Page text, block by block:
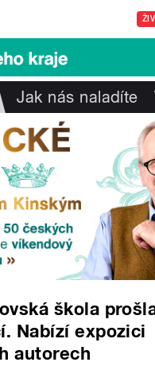
Jak nás naladíte
škola
Nabízí expozici
autorech